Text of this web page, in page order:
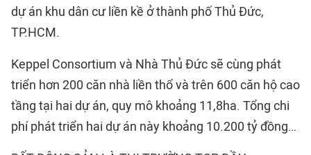
dự án khu dân cư liền kề ở thành phố Thủ Đức,
TP.HCM.
Keppel Consortium và Nhà Thủ Đức sẽ cùng phát
triển hơn 200 căn nhà liền thổ và trên 600 căn hộ cao
tầng tại hai dự án, quy mô khoảng 11,8ha. Tổng chi
phí phát triển hai dự án này khoảng 10.200 tỷ đồng…